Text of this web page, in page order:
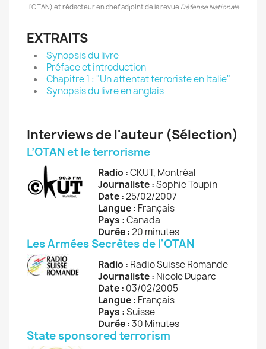
l'OTAN) et rédacteur en chef adjoint de la revue Défense Nationale
EXTRAITS
Synopsis du livre
Préface et introduction
Chapitre 1 : "Un attentat terroriste en Italie"
Synopsis du livre en anglais
Interviews de l'auteur (Sélection)
L’OTAN et le terrorisme
Radio :CKUT, Montréal
Journaliste :Sophie Toupin
Date :25/02/2007
Langue: Français
Pays :Canada
Durée :20 minutes
Les Armées Secrètes de l'OTAN
Radio : Radio Suisse Romande
Journaliste : Nicole Duparc
Date : 03/02/2005
Langue : Français
Pays :Suisse
Durée :30 Minutes
State sponsored terrorism